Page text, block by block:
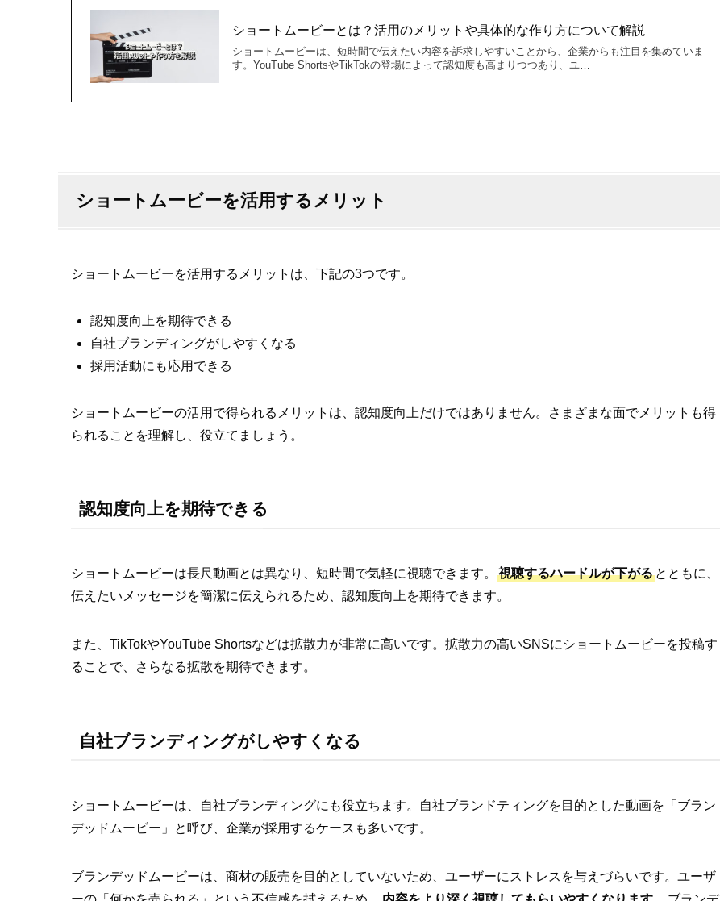
ショートムービーとは？活用のメリットや具体的な作り方について解説
ショートムービーは、短時間で伝えたい内容を訴求しやすいことから、企業からも注目を集めていま
す。YouTube ShortsやTikTokの登場によって認知度も高まりつつあり、ユ…
ショートムービーを活用するメリット
ショートムービーを活用するメリットは、下記の3つです。
認知度向上を期待できる
自社ブランディングがしやすくなる
採用活動にも応用できる
ショートムービーの活用で得られるメリットは、認知度向上だけではありません。さまざまな面でメリットも得
られることを理解し、役立てましょう。
認知度向上を期待できる
ショートムービーは長尺動画とは異なり、短時間で気軽に視聴できます。 視聴するハードルが下がる とともに、
伝えたいメッセージを簡潔に伝えられるため、認知度向上を期待できます。
また、TikTokやYouTube Shortsなどは拡散力が非常に高いです。拡散力の高いSNSにショートムービーを投稿す
ることで、さらなる拡散を期待できます。
自社ブランディングがしやすくなる
ショートムービーは、自社ブランディングにも役立ちます。自社ブランドティングを目的とした動画を「ブラン
デッドムービー」と呼び、企業が採用するケースも多いです。
ブランデッドムービーは、商材の販売を目的としていないため、ユーザーにストレスを与えづらいです。ユーザ